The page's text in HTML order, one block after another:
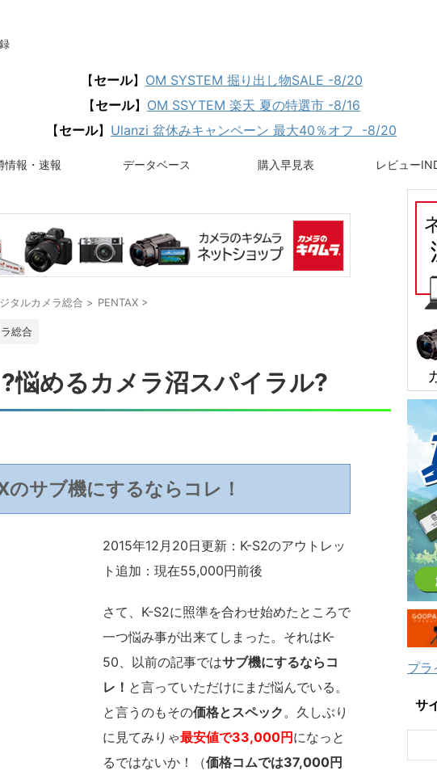
【セール】 OM SYSTEM 掘り出し物SALE -8/20
【セール】 OM SSYTEM 楽天 夏の特選市 -8/16
【セール】 Ulanzi 盆休みキャンペーン 最大40％オフ -8/20
情報・速報 データベース 購入早見表 レビュー
タルカメラ総合 > PENTAX >
総合
めるカメラ沼スパイラル?
のサブ機にするならコレ！
2015年12月20日更新：K-S2のアウトレッ
ト追加：現在55,000円前後
さて、K-S2に照準を合わせ始めたところで
一つ悩み事が出来てしまった。それはK-
50、以前の記事ではサブ機にするならコ
レ！ と言っていただけにまだ悩んでいる。
と言うのもその価格とスペック。久しぶり
に見てみりゃ最安値で33,000円 になっと
るではないか！（価格コムでは37,000円
プラ
サ